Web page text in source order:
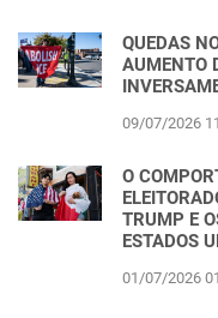
QUEDAS
AUMENTO
09/07/2026
O
TRUMP E
ESTADOS
01/07/2026